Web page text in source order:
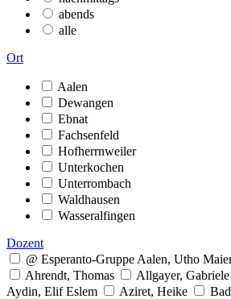
abends
alle
Ort
Aalen
Dewangen
Ebnat
Fachsenfeld
Hofherrnweiler
Unterkochen
Unterrombach
Waldhausen
Wasseralfingen
Dozent
@ Esperanto-Gruppe Aalen, Utho
Ahrendt, Thomas
Allgayer, Gabriele
Aydin, Elif Eslem
Aziret, Heike